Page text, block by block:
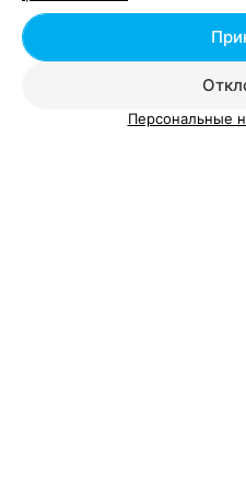
Персональные